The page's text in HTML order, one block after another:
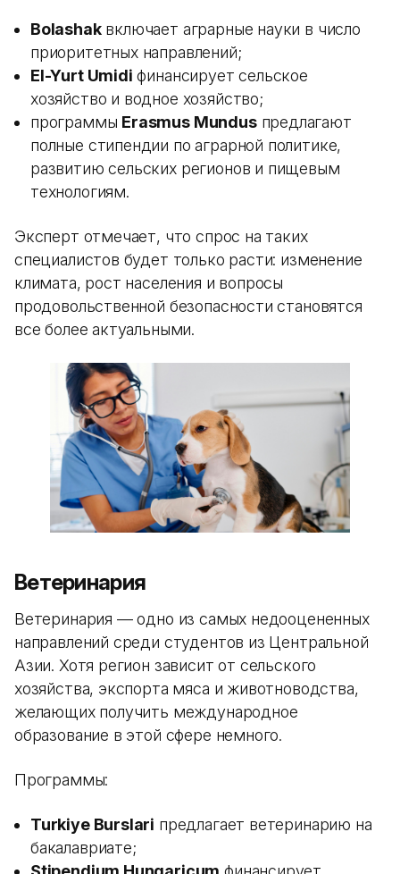
Bolashakвключает аграрные науки в число
приоритетных направлений;
El-Yurt Umidi финансирует сельское
хозяйство и водное хозяйство;
программы Erasmus Mundusпредлагают
полные стипендии по аграрной политике,
развитию сельских регионов и пищевым
технологиям.
Эксперт отмечает, что спрос на таких
специалистов будет только расти: изменение
климата, рост населения и вопросы
продовольственной безопасности становятся
все более актуальными.
Ветеринария
Ветеринария — одно из самых недооцененных
направлений среди студентов из Центральной
Азии. Хотя регион зависит от сельского
хозяйства, экспорта мяса и животноводства,
желающих получить международное
образование в этой сфере немного.
Программы:
Turkiye Burslari предлагает ветеринарию на
бакалавриате;